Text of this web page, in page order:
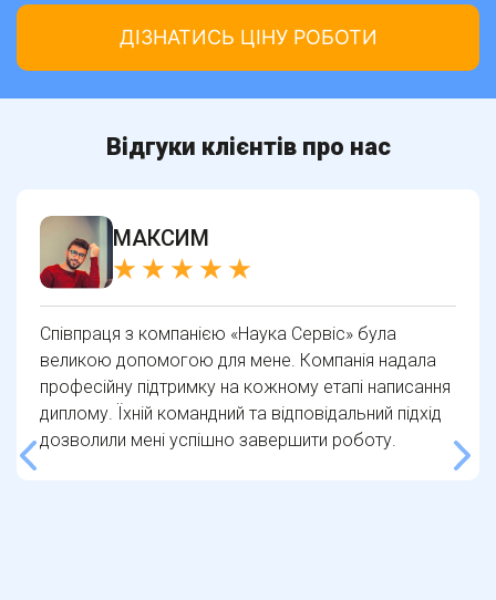
Відгуки клієнтів про нас
МАКСИМ
Співпраця з компанією «Наука Сервіс» була
великою допомогою для мене. Компанія надала
професійну підтримку на кожному етапі написання
диплому. Їхній командний та відповідальний підхід
дозволили мені успішно завершити роботу.